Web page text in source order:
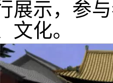
展示，参
文化。